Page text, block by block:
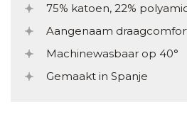
75% katoen, 22%
Aangenaam
Machinewasbaar op 40°
Gemaakt in Spanje